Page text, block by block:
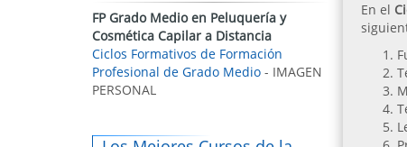
En el
FP Grado Medio en Peluquería y
Cosmética Capilar a Distancia
Ciclos Formativos de Formación
Profesional de Grado Medio - IMAGEN
PERSONAL